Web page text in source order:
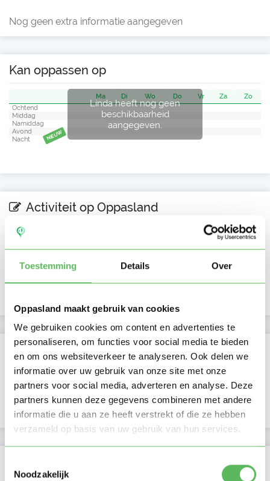
Toestemming Details Over
Oppasland maakt gebruik van cookies
We gebruiken cookies om content en advertenties te
personaliseren, om functies voor social media te bieden
en om ons websiteverkeer te analyseren. Ook delen we
informatie over uw gebruik van onze site met onze
partners voor social media, adverteren en analyse. Deze
partners kunnen deze gegevens combineren met andere
informatie die u aan ze heeft verstrekt of die ze hebben
verzameld op basis van uw gebruik van hun services.
Noodzakelijk
Nog geen extra informatie aangegeven
Kan oppassen op
Linda heeft nog geen
beschikbaarheid
aangegeven.
Ma Di Wo Do Vr Za
Zo
Ochtend
Middag
Namiddag
Avond
Nacht
NIEUW
Activiteit op Oppasland
29-07-2026
Lid sinds 04-05-2026
Verificaties
E-mailadres is geverifieerd
Telefoonnummer is geverifieerd